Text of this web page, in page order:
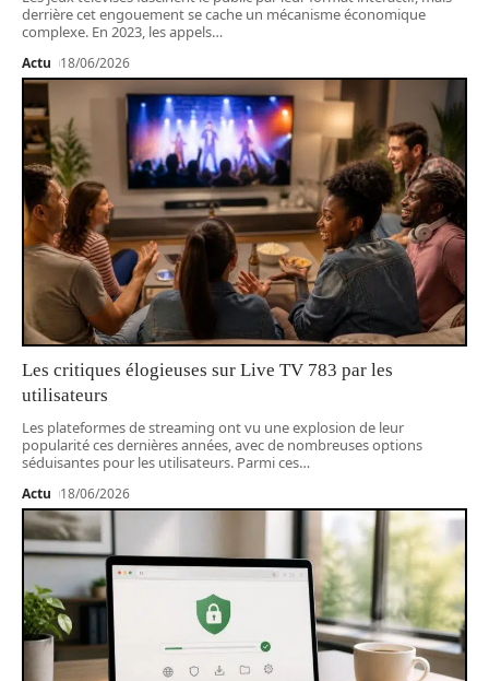
derrière cet engouement se cache un mécanisme économique
complexe. En 2023, les appels…
Actu 18/06/2026
Les critiques élogieuses sur Live TV 783 par les
utilisateurs
Les plateformes de streaming ont vu une explosion de leur
popularité ces dernières années, avec de nombreuses options
séduisantes pour les utilisateurs. Parmi ces…
Actu 18/06/2026